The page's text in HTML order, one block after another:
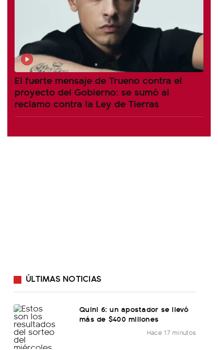
El fuerte mensaje de Trueno contra el
proyecto del Gobierno: se sumó al
reclamo contra la Ley de Tierras
ÚLTIMAS NOTICIAS
Quini 6: un apostador se llevó
más de $400 millones
Hace 17 minutos